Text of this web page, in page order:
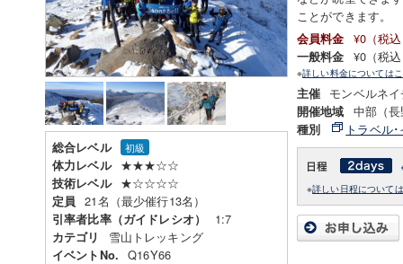
総合レベル 初級
体力レベル ★★★☆☆
技術レベル ★☆☆☆☆
定員 21名（最少催行13名）
引率者比率（ガイドレシオ） 1:7
カテゴリ 雪山トレッキング
イベントNo. Q16Y66
ことができます。
会員料金 ¥0（税
一般料金 ¥0（税
※詳しい料金については
主催 モンベルネ
開催地域 中部（
種別 トラベル
※詳しい日程について